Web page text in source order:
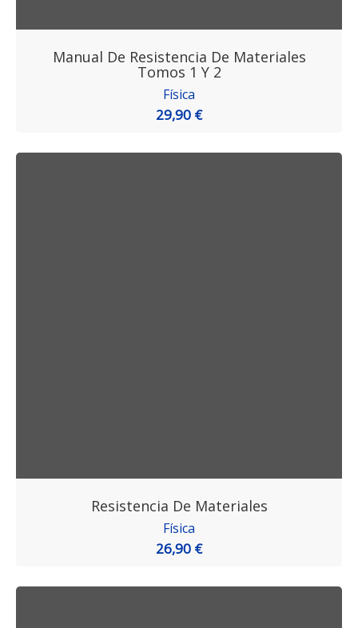
Manual De Resistencia De Materiales
Tomos 1 Y 2
Física
29,90 €
Resistencia De Materiales
Física
26,90 €